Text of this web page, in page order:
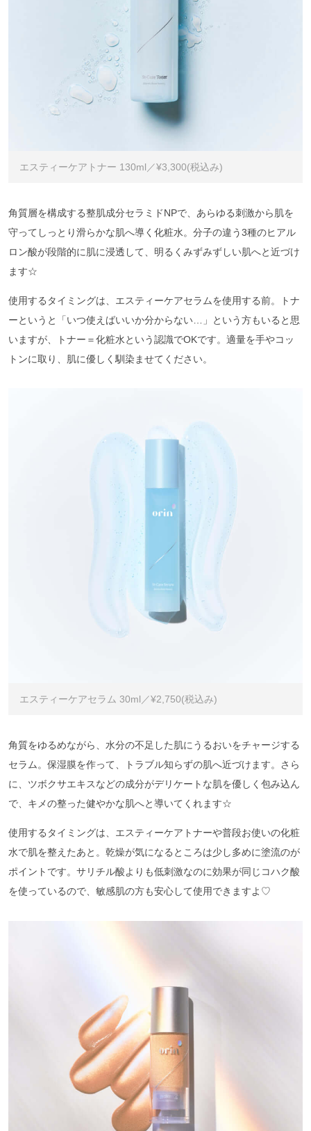
エスティーケアトナー 130ml／¥3,300(税込み)
角質層を構成する整肌成分セラミドNPで、あらゆる刺激から肌を
守ってしっとり滑らかな肌へ導く化粧水。分子の違う3種のヒアル
ロン酸が段階的に肌に浸透して、明るくみずみずしい肌へと近づけ
ます☆
使用するタイミングは、エスティーケアセラムを使用する前。トナ
ーというと「いつ使えばいいか分からない…」という方もいると思
いますが、トナー＝化粧水という認識でOKです。適量を手やコッ
トンに取り、肌に優しく馴染ませてください。
エスティーケアセラム 30ml／¥2,750(税込み)
角質をゆるめながら、水分の不足した肌にうるおいをチャージする
セラム。保湿膜を作って、トラブル知らずの肌へ近づけます。さら
に、ツボクサエキスなどの成分がデリケートな肌を優しく包み込ん
で、キメの整った健やかな肌へと導いてくれます☆
使用するタイミングは、エスティーケアトナーや普段お使いの化粧
水で肌を整えたあと。乾燥が気になるところは少し多めに塗流のが
ポイントです。サリチル酸よりも低刺激なのに効果が同じコハク酸
を使っているので、敏感肌の方も安心して使用できますよ♡